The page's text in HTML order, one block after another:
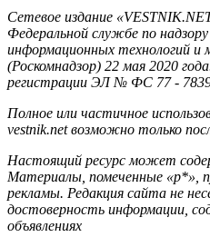
Сетевое издание
Федеральной службе по надзору
информационных технологий и
(Роскомнадзор) 22 мая 2020
регистрации ЭЛ № ФС 77 -
Полное или частичное
vestnik.net возможно только
Настоящий ресурс может
Материалы, помеченные «р*»,
рекламы. Редакция сайта не
достоверность информации,
объявлениях